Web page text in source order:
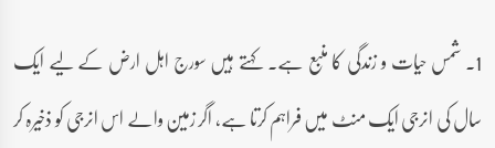
1۔ شمس حیات و زندگی کا منبع ہے۔ کہتے ہیں سورج اہل ارض کے لیے ایک
سال کی انرجی ایک منٹ میں فراہم کرتا ہے، اگر زمین والے اس انرجی کو ذخیرہ کر